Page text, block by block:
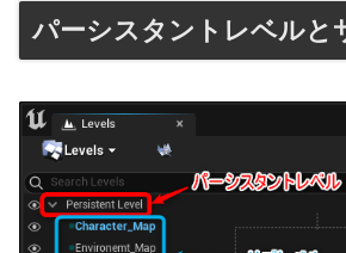
パーシスタントレベルと